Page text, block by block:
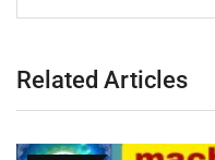
Related Articles